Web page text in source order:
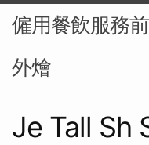
僱用餐飲服務
外燴
Je Tall Sh